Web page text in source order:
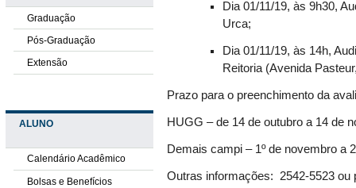
Graduação
Pós-Graduação
Extensão
ALUNO
Calendário Acadêmico
Bolsas e Benefícios
Dia 01/11/19, às 9h30,
Urca;
Dia 01/11/19, às 14h,
Reitoria (Avenida
Prazo para o preenchimento da
HUGG–de 14 de outubro a 14 de
Demais campi – 1º de novembro a
Outras informações: 2542-5523 ou